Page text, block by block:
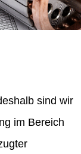
sind wir
im Bereich